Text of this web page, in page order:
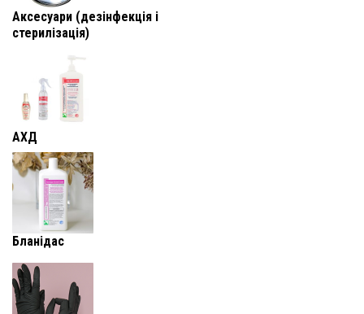
Аксесуари (дезінфекція і
стерилізація)
АХД
Бланідас